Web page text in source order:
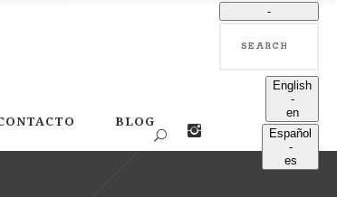
-
English
-
en
Español
-
es
BLOG